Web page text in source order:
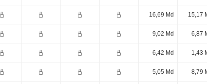
16,69 Md 15,17
9,02 Md 6,87
6,42 Md 1,43
5,05 Md 8,79